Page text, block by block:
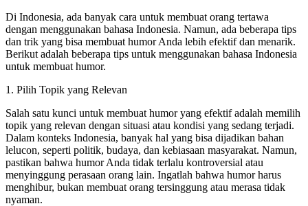
Di Indonesia, ada banyak cara untuk membuat orang tertawa
dengan menggunakan bahasa Indonesia. Namun, ada beberapa tips
dan trik yang bisa membuat humor Anda lebih efektif dan menarik.
Berikut adalah beberapa tips untuk menggunakan bahasa Indonesia
untuk membuat humor.
1. Pilih Topik yang Relevan
Salah satu kunci untuk membuat humor yang efektif adalah memilih
topik yang relevan dengan situasi atau kondisi yang sedang terjadi.
Dalam konteks Indonesia, banyak hal yang bisa dijadikan bahan
lelucon, seperti politik, budaya, dan kebiasaan masyarakat. Namun,
pastikan bahwa humor Anda tidak terlalu kontroversial atau
menyinggung perasaan orang lain. Ingatlah bahwa humor harus
menghibur, bukan membuat orang tersinggung atau merasa tidak
nyaman.